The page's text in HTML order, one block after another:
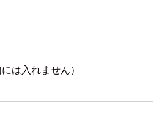
は入れません）